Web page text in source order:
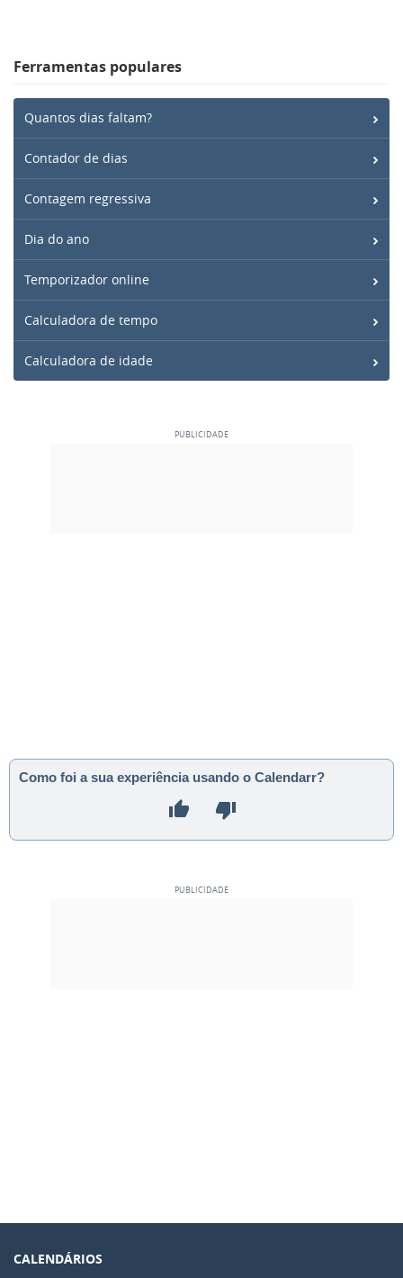
Ferramentas populares
Quantos dias faltam?
Contador de dias
Contagem regressiva
Dia do ano
Temporizador online
Calculadora de tempo
Calculadora de idade
Como foi a sua experiência usando o Calendarr?
CALENDÁRIOS